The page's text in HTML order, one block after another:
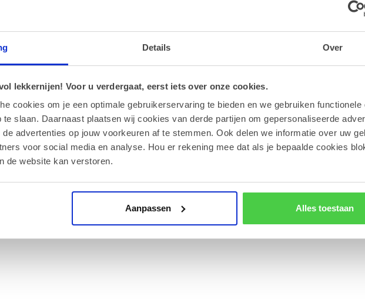
Details Over
lekkernijen! Voor u verdergaat, eerst iets over onze cookies.
cookies om je een optimale gebruikerservaring te bieden en we gebruiken functionele
te slaan. Daarnaast plaatsen wij cookies van derde partijen om gepersonaliseerde
de advertenties op jouw voorkeuren af te stemmen. Ook delen we informatie over uw
voor social media en analyse. Hou er rekening mee dat als je bepaalde cookies
de website kan verstoren.
Aanpassen Alles toestaan
Chocolademunten
maar kunnen sporen bevatten door de
volgens traditioneel recept.
smaakbeleving.
de 15 en 18 graden, uit de buurt van direct